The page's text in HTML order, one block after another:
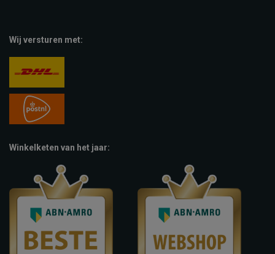
Wij versturen met:
Winkelketen van het jaar: